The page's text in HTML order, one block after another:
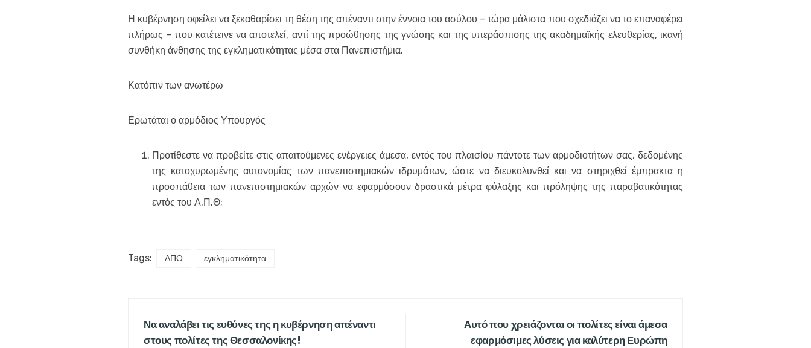
Η κυβέρνηση οφείλει να ξεκαθαρίσει τη θέση της απέναντι στην έννοια του ασύλου – τώρα μάλιστα που σχεδιάζει να το επαναφέρει
πλήρως – που κατέτεινε να αποτελεί, αντί της προώθησης της γνώσης και της υπεράσπισης της ακαδημαϊκής ελευθερίας, ικανή
συνθήκη άνθησης της εγκληματικότητας μέσα στα Πανεπιστήμια.
Κατόπιν των ανωτέρω
Ερωτάται ο αρμόδιος Υπουργός
Προτίθεστε να προβείτε στις απαιτούμενες ενέργειες άμεσα, εντός του πλαισίου πάντοτε των αρμοδιοτήτων σας, δεδομένης
της κατοχυρωμένης αυτονομίας των πανεπιστημιακών ιδρυμάτων, ώστε να διευκολυνθεί και να στηριχθεί έμπρακτα η
προσπάθεια των πανεπιστημιακών αρχών να εφαρμόσουν δραστικά μέτρα φύλαξης και πρόληψης της παραβατικότητας
εντός του Α.Π.Θ;
Tags: ΑΠΘ εγκληματικότητα
Να αναλάβει τις ευθύνες της η κυβέρνηση απέναντι
στους πολίτες της Θεσσαλονίκης!
Αυτό που χρειάζονται οι πολίτες είναι άμεσα
εφαρμόσιμες λύσεις για καλύτερη Ευρώπη